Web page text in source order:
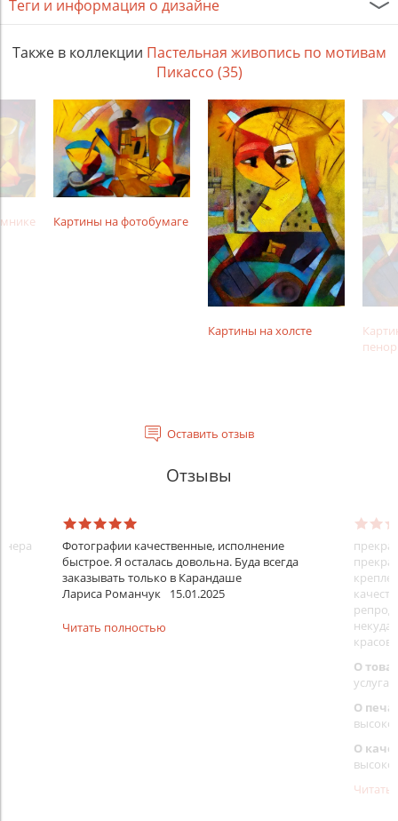
Теги и информация о дизайне
Также в коллекции Пастельная живопись по мотивам
Пикассо (35)
Картины на фотобумаге
Картины на холсте
Оставить отзыв
Отзывы
Фотографии качественные, исполнение
быстрое. Я осталась довольна. Буда всегда
заказывать только в Карандаше
Лариса Романчук
15.01.2025
Читать полностью
О
услуга
О
О
Читать